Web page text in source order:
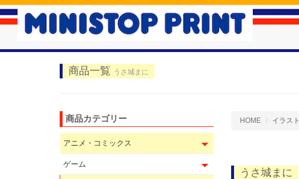
商品一覧 うさ城まに
HOME イラスト
うさ城まに
商品カテゴリー
アニメ・コミックス
ゲーム